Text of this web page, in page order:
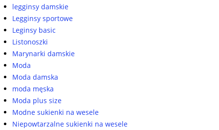
legginsy damskie
Legginsy sportowe
Leginsy basic
Listonoszki
Marynarki damskie
Moda
Moda damska
moda męska
Moda plus size
Modne sukienki na wesele
Niepowtarzalne sukienki na wesele